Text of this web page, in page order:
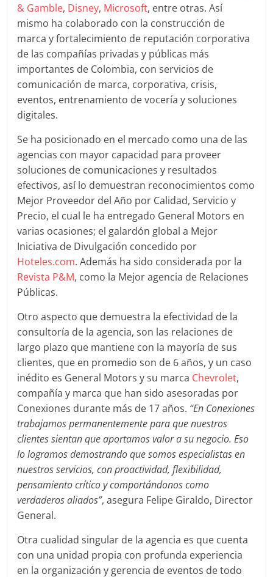
Magazine
de
Publicidad,
Mercadeo
Medios
de
Blue
Design
Colombia
sus
filiales
en
América
Latina
Una
estratégica
versátil
del
Marketing
en
LATAM
Bitácora
social
de
Mercadeo
Interactivo,
Medios,
Publicidad,
Marketing,
Campañas
Publicitarias,
& Gamble, Disney, Microsoft, entre otras. Así
mismo ha colaborado con la construcción de
marca y fortalecimiento de reputación corporativa
de las compañías privadas y públicas más
importantes de Colombia, con servicios de
comunicación de marca, corporativa, crisis,
eventos, entrenamiento de vocería y soluciones
digitales.
Se ha posicionado en el mercado como una de las
agencias con mayor capacidad para proveer
soluciones de comunicaciones y resultados
efectivos, así lo demuestran reconocimientos como
Mejor Proveedor del Año por Calidad, Servicio y
Precio, el cual le ha entregado General Motors en
varias ocasiones; el galardón global a Mejor
Iniciativa de Divulgación concedido por
Hoteles.com. Además ha sido considerada por la
Revista P&M, como la Mejor agencia de Relaciones
Públicas.
Otro aspecto que demuestra la efectividad de la
consultoría de la agencia, son las relaciones de
largo plazo que mantiene con la mayoría de sus
clientes, que en promedio son de 6 años, y un caso
inédito es General Motors y su marca Chevrolet,
compañía y marca que han sido asesoradas por
Conexiones durante más de 17 años. “En Conexiones
trabajamos permanentemente para que nuestros
clientes sientan que aportamos valor a su negocio. Eso
lo logramos demostrando que somos especialistas en
nuestros servicios, con proactividad, flexibilidad,
pensamiento crítico y comportándonos como
verdaderos aliados”, asegura Felipe Giraldo, Director
General.
Otra cualidad singular de la agencia es que cuenta
con una unidad propia con profunda experiencia
en la organización y gerencia de eventos de todo